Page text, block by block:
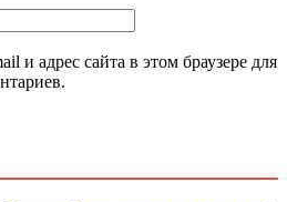
и адрес сайта в этом браузере для